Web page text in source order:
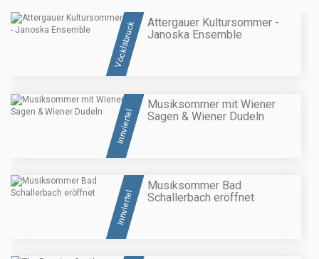
Vöcklabruck
Attergauer Kultursommer -
Janoska Ensemble
Innviertel
Musiksommer mit Wiener
Sagen & Wiener Dudeln
Innviertel
Musiksommer Bad
Schallerbach eröffnet